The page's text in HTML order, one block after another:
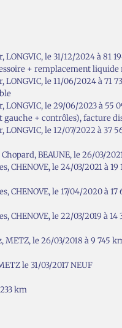
LONGVIC, le 31/12/2024 à
+ remplacement
LONGVIC, le 11/06/2024 à
LONGVIC, le 29/06/2023 à
+ contrôles), facture
LONGVIC, le 12/07/2022 à
BEAUNE, le 26/03/
CHENOVE, le 24/03/2021
CHENOVE, le 17/04/2020
CHENOVE, le 22/03/2019
METZ, le 26/03/2018 à 9
le 31/03/2017 NEUF
km